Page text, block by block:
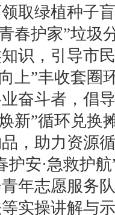
取绿植种子
春护家”垃圾
识，引导市
上”丰收套圈
奋斗者，倡
新”循环兑换
，助力资源
护安·急救护
年志愿服务
实操讲解与